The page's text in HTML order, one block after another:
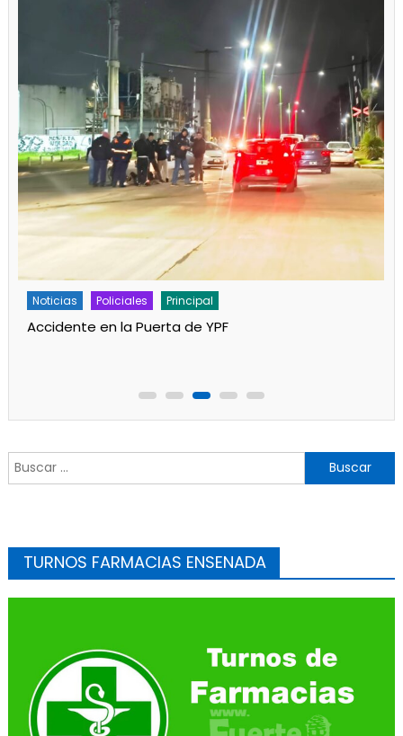
Noticias Policiales Principal
Accidente en la Puerta de YPF
Buscar:
TURNOS FARMACIAS ENSENADA